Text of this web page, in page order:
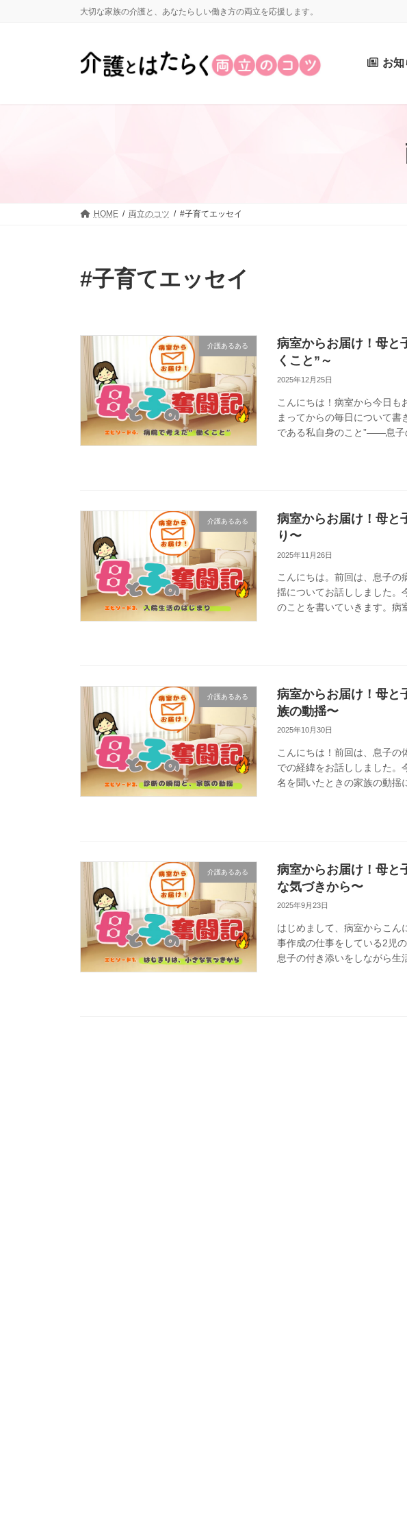
大切な家族の介護と、あなたらしい働き方の両立を応援します。
お知
HOME 両立のコツ #子育てエッセイ
#子育てエッセイ
介護あるある
病室からお届け！母と
くこと”～
2025年12月25日
こんにちは！病室から今日も
まってからの毎日について書
である私自身のこと”――息子
介護あるある
病室からお届け！母と
り〜
2025年11月26日
こんにちは。前回は、息子の
揺についてお話ししました。
のことを書いていきます。病
介護あるある
病室からお届け！母と
族の動揺〜
2025年10月30日
こんにちは！前回は、息子の
での経緯をお話ししました。
名を聞いたときの家族の動揺
介護あるある
病室からお届け！母と
な気づきから〜
2025年9月23日
はじめまして、病室からこん
事作成の仕事をしている2児
息子の付き添いをしながら生